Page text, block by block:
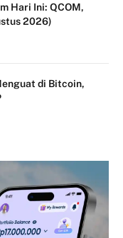
Hari Ini: QCOM,
2026)
di Bitcoin,